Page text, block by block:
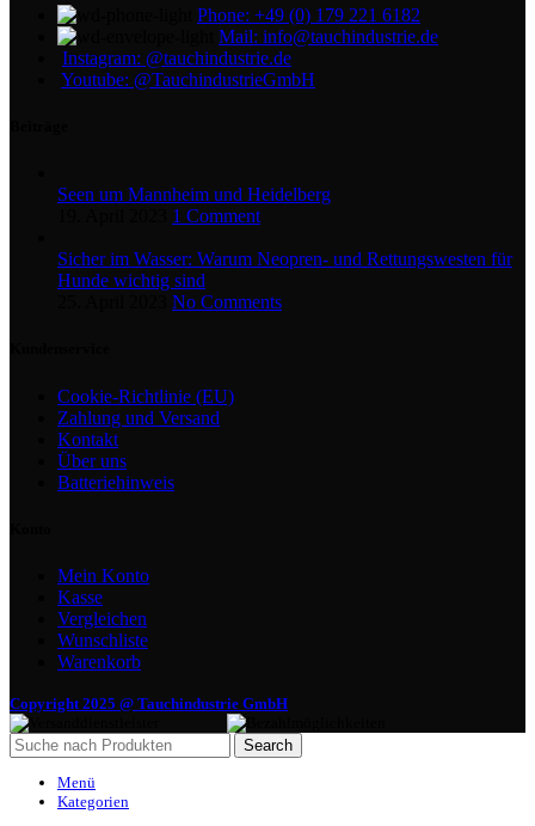
Phone: +49 (0) 179 221 6182
Mail: info@tauchindustrie.de
Instagram: @tauchindustrie.de
Youtube: @TauchindustrieGmbH
Seen um Mannheim und Heidelberg
1 Comment
Sicher im Wasser: Warum Neopren- und Rettungswesten für
Hunde wichtig sind
No Comments
Cookie-Richtlinie (EU)
Zahlung und Versand
Kontakt
Über uns
Batteriehinweis
Mein Konto
Kasse
Vergleichen
Wunschliste
Warenkorb
Copyright 2025 @ Tauchindustrie GmbH
Search
Menü
Kategorien